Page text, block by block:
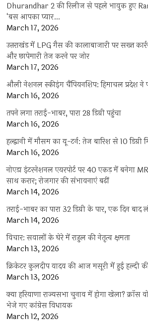
Dhurandhar 2 की रिलीज से पहले भावुक हुए
‘बस आपका प्यार…
March 17, 2026
उत्तराखंड में LPG गैस की कालाबाजारी पर सख्त
और छापेमारी तेज करने पर जोर
March 17, 2026
औली नेशनल स्कीइंग चैंपियनशिप: हिमाचल प्रदेश ने
March 16, 2026
तपने लगा तराई-भाबर, पारा 28 डिग्री पहुंचा
March 16, 2026
हल्द्वानी में मौसम का यू-टर्न: तेज बारिश से 10 डिग्री
March 16, 2026
नोएडा इंटरनेशनल एयरपोर्ट पर 40 एकड़ में बनेगा
साथ करार; रोजगार की संभावनाएं बढ़ीं
March 14, 2026
तराई-भाबर का पारा 32 डिग्री के पार, एक दिन बाद
March 14, 2026
विचार: सवालों के घेरे में राहुल की नेतृत्व क्षमता
March 13, 2026
क्रिकेटर कुलदीप यादव की आज मसूरी में हुई हल्दी
March 13, 2026
क्या हरियाणा राज्यसभा चुनाव में होगा खेला? क्रॉस
भेजे गए कांग्रेस विधायक
March 12, 2026